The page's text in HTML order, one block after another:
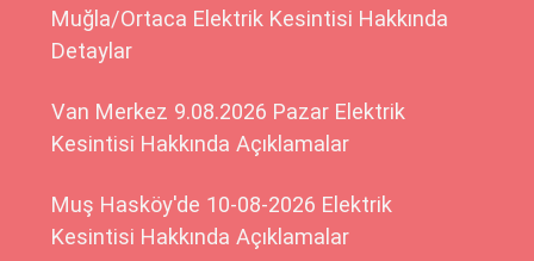
Muğla/Ortaca Elektrik Kesintisi Hakkında
Detaylar
Van Merkez 9.08.2026 Pazar Elektrik
Kesintisi Hakkında Açıklamalar
Muş Hasköy'de 10-08-2026 Elektrik
Kesintisi Hakkında Açıklamalar